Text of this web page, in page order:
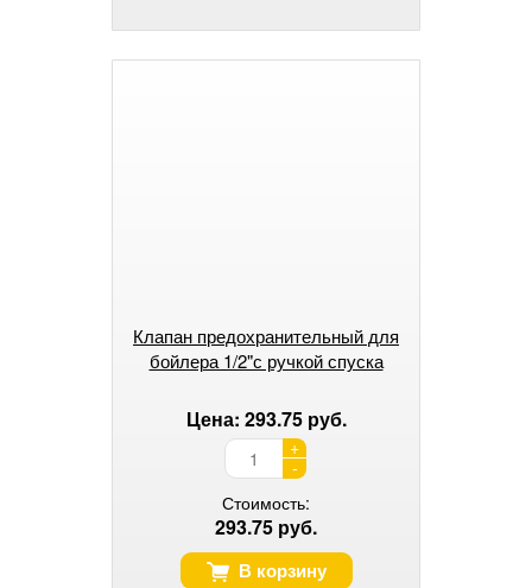
Клапан предохранительный для
бойлера 1/2"с ручкой спуска
Цена: 293.75 руб.
+
-
Стоимость:
293.75 руб.
В корзину